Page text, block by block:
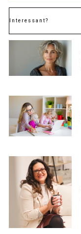
Interessant?